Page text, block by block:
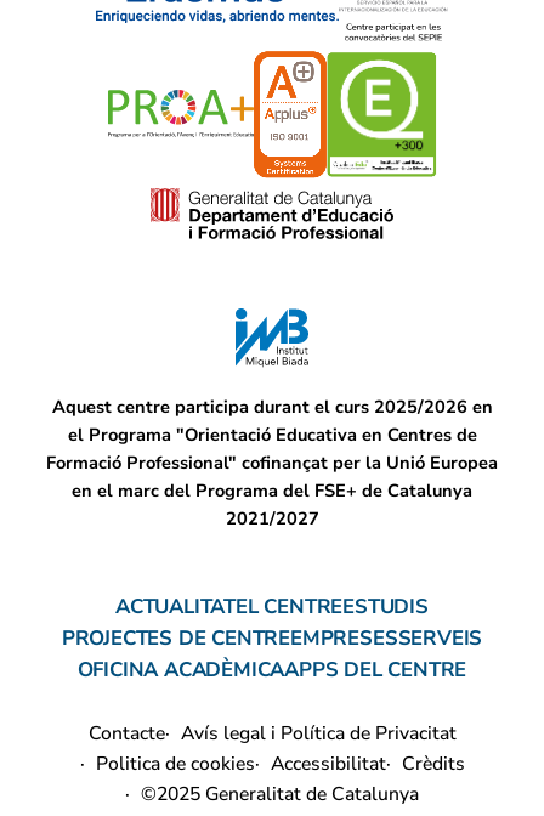
Aquest centre participa durant el curs 2025/2026 en
el Programa "Orientació Educativa en Centres de
Formació Professional" cofinançat per la Unió Europea
en el marc del Programa del FSE+ de Catalunya
2021/2027
ACTUALITATEL CENTREESTUDIS
PROJECTES DE CENTREEMPRESESSERVEIS
OFICINA ACADÈMICAAPPS DEL CENTRE
Contacte
Avís legal i Política de Privacitat
Politica de cookies
Accessibilitat
Crèdits
©2025 Generalitat de Catalunya